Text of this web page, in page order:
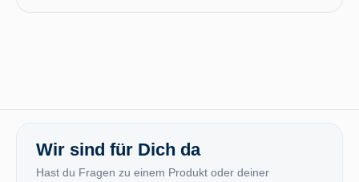
Wir sind für Dich da
Hast du Fragen zu einem Produkt oder deiner